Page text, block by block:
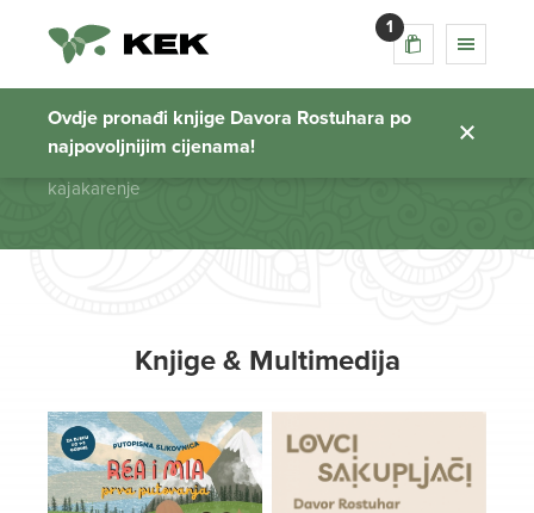
1
Ovdje pronađi knjige Davora Rostuhara po
najpovoljnijim cijenama!
kajakarenje
Početna stranica
kajakarenje
Knjige & Multimedija